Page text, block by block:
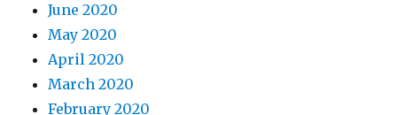
June 2020
May 2020
April 2020
March 2020
February 2020